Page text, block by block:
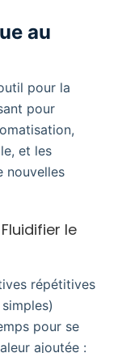
au
pour la
pour
et les
nouvelles
le
répétitives
pour se
ajoutée :